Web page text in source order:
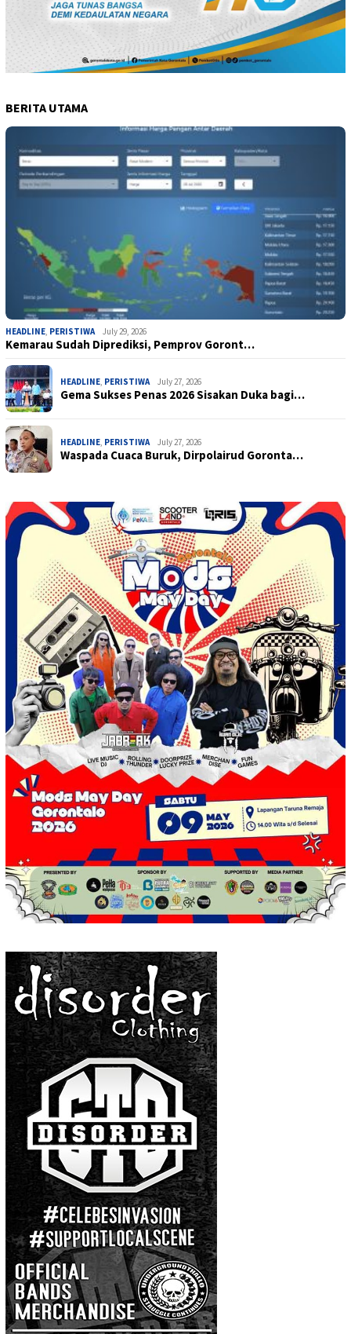
BERITA UTAMA
HEADLINE, PERISTIWA July 29, 2026
Kemarau Sudah Diprediksi, Pemprov Goront…
HEADLINE, PERISTIWA July 27, 2026
Gema Sukses Penas 2026 Sisakan Duka bagi…
HEADLINE, PERISTIWA July 27, 2026
Waspada Cuaca Buruk, Dirpolairud Goronta…